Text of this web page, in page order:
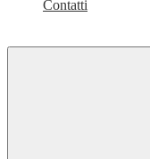
Contatti